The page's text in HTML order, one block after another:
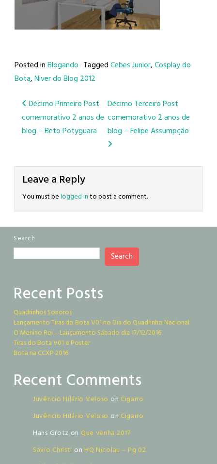
Posted inBlogando TaggedCebes Junior,Cosplay do
Bota,Niver do Blog 2012
Post
navigation
Décimo Primeiro Post
comemorativo 2 anos de
blog – Beto Potyguara
Décimo Terceiro Post
comemorativo 2 anos de
blog – Felipe Assumpção
Leave a Reply
You must belogged into post a comment.
Search
Search
Recent Posts
Quadrinhos Sonoros
Lançamento Tiras do Bota V01 no Dia do Quadrinho Nacional
O Menino Rei – Lançamento Sábado dia 17/12/2016
Tiras do Bota V01 e Poster
Bota na CCXP 2016
Recent Comments
Juvêncio Hilário Veloso on Cigarro
Juvêncio Hilário Veloso on Cigarro
Hans Grotz on Que venha 2017
Sávio Christi on HQ Nicolau – Pg 02